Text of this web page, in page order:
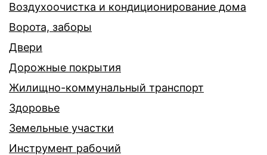
Воздухоочистка и кондиционирование дома
Ворота, заборы
Двери
Дорожные покрытия
Жилищно-коммунальный транспорт
Здоровье
Земельные участки
Инструмент рабочий